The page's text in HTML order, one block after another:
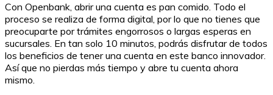
Con Openbank, abrir una cuenta es pan comido. Todo el
proceso se realiza de forma digital, por lo que no tienes que
preocuparte por trámites engorrosos o largas esperas en
sucursales. En tan solo 10 minutos, podrás disfrutar de todos
los beneficios de tener una cuenta en este banco innovador.
Así que no pierdas más tiempo y abre tu cuenta ahora
mismo.